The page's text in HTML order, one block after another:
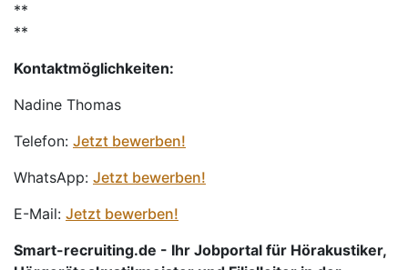
**
**
Kontaktmöglichkeiten:
Nadine Thomas
Telefon: Jetzt bewerben!
WhatsApp: Jetzt bewerben!
E-Mail: Jetzt bewerben!
Smart-recruiting.de - Ihr Jobportal für Hörakustiker,